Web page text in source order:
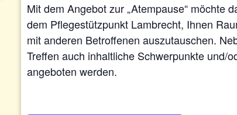
Mit dem Angebot zur „Atempause“ möchte
dem Pflegestützpunkt Lambrecht, Ihnen
mit anderen Betroffenen auszutauschen.
Treffen auch inhaltliche Schwerpunkte und/
angeboten werden.